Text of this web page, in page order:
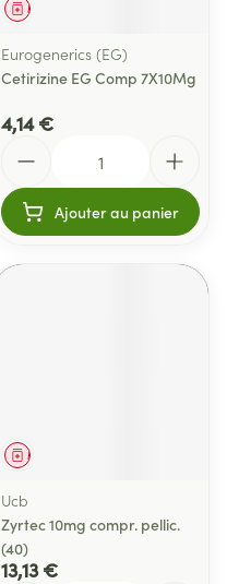
Médicament
Eurogenerics (EG)
Cetirizine EG Comp 7X10Mg
4,14 €
Ajouter au panier
Médicament
Ucb
Zyrtec 10mg compr. pellic.
(40)
13,13 €